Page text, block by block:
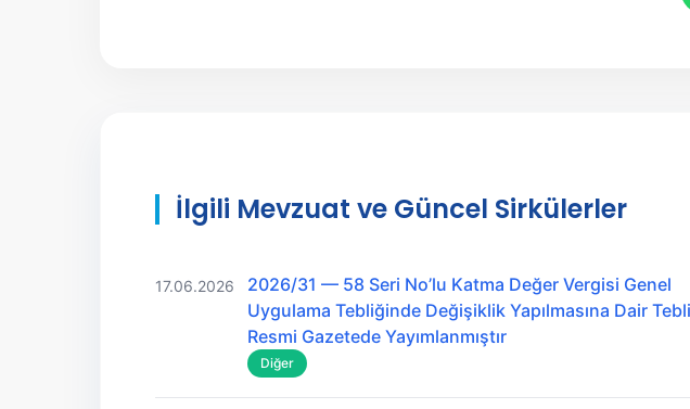
İlgili Mevzuat ve Güncel Sirkülerler
17.06.2026
2026/31 — 58 Seri No’lu Katma Değer Vergisi Genel
Uygulama Tebliğinde Değişiklik Yapılmasına Dair
Resmi Gazetede Yayımlanmıştır
Diğer